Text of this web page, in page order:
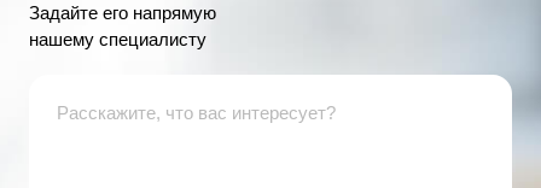
Задайте его напрямую
нашему специалисту